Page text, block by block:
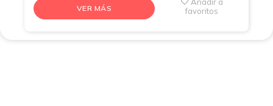
VER MÁS
favoritos